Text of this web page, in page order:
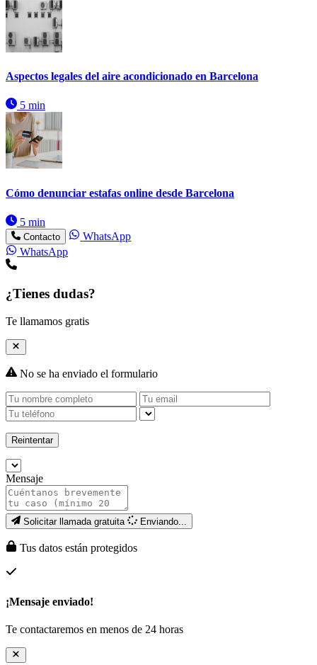
Aspectos legales del aire acondicionado en Barcelona
5 min
Cómo denunciar estafas online desde Barcelona
5 min
Contacto
WhatsApp
WhatsApp
¿Tienes dudas?
Te llamamos gratis
No se ha enviado el formulario
Reintentar
Mensaje
Solicitar llamada gratuita Enviando...
Tus datos están protegidos
¡Mensaje enviado!
Te contactaremos en menos de 24 horas